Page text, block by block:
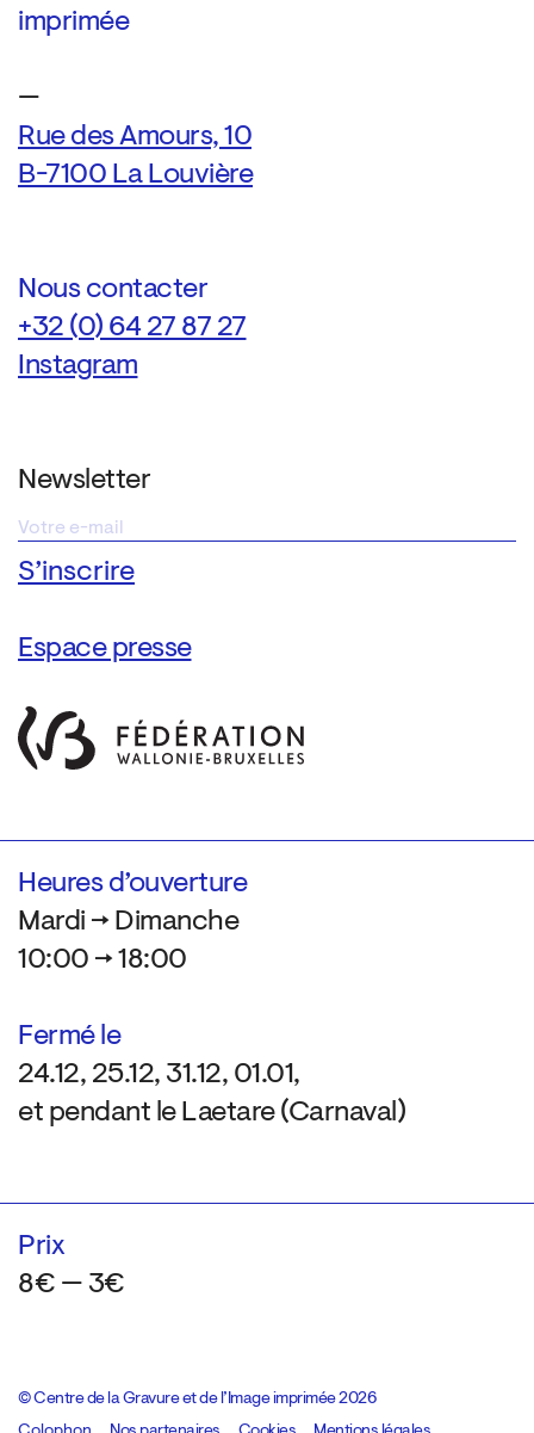
imprimée
—
Rue des Amours, 10
B-7100 La Louvière
Nous contacter
+32 (0) 64 27 87 27
Instagram
Newsletter
Espace presse
Heures d’ouverture
Mardi → Dimanche
10:00 → 18:00
Fermé le
24.12, 25.12, 31.12, 01.01,
et pendant le Laetare (Carnaval)
Prix
8€ — 3€
© Centre de la Gravure et de l’Image imprimée 2026